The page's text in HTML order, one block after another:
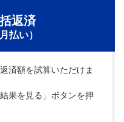
返済
払い）
済額を試算いただけま
果を見る」ボタンを押